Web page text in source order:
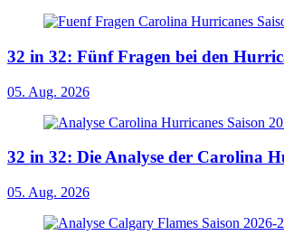
32 in 32: Fünf Fragen bei den
05. Aug. 2026
32 in 32: Die Analyse der Carolina
05. Aug. 2026